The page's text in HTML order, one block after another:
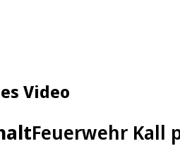
Video
Feuerwehr Kall